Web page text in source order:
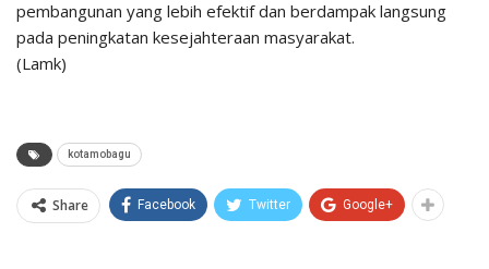
pembangunan yang lebih efektif dan berdampak langsung
pada peningkatan kesejahteraan masyarakat.
(Lamk)
kotamobagu
Share Facebook Twitter Google+